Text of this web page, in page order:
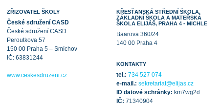
ZŘIZOVATEL ŠKOLY
České sdružení CASD
České sdružení CASD
Peroutkova 57
150 00 Praha 5 – Smíchov
IČ: 63831244
www.ceskesdruzeni.cz
KŘESŤANSKÁ STŘEDNÍ ŠKOLA,
ZÁKLADNÍ ŠKOLA A MATEŘSKÁ
ŠKOLA ELIJÁŠ, PRAHA 4 - MICHLE
Baarova 360/24
140 00 Praha 4
KONTAKTY
tel.: 734 527 074
e-mail.: sekretariat@elijas.cz
ID datové schránky: km7wg2d
IČ: 71340904